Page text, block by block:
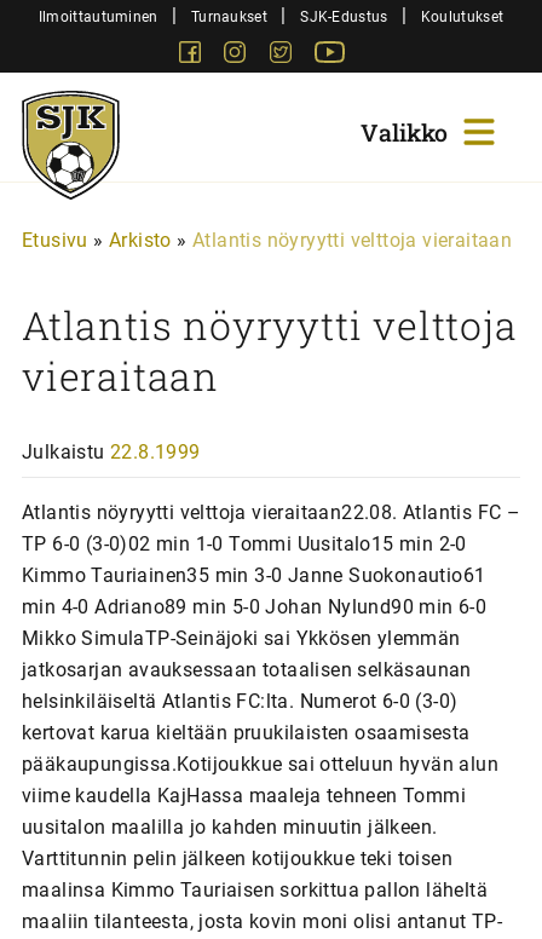
SiirryIlmoittautuminen | Turnaukset | SJK-Edustus | Koulutukset
FacebookInstagram
Twitter
Sjk-
Juniorit
Etusivu » Arkisto » Atlantis nöyryytti velttoja vieraitaan
Atlantis nöyryytti velttoja
vieraitaan
Julkaistu 22.8.1999
Atlantis nöyryytti velttoja vieraitaan22.08. Atlantis FC –
TP 6-0 (3-0)02 min 1-0 Tommi Uusitalo15 min 2-0
Kimmo Tauriainen35 min 3-0 Janne Suokonautio61
min 4-0 Adriano89 min 5-0 Johan Nylund90 min 6-0
Mikko SimulaTP-Seinäjoki sai Ykkösen ylemmän
jatkosarjan avauksessaan totaalisen selkäsaunan
helsinkiläiseltä Atlantis FC:lta. Numerot 6-0 (3-0)
kertovat karua kieltään pruukilaisten osaamisesta
pääkaupungissa.Kotijoukkue sai otteluun hyvän alun
viime kaudella KajHassa maaleja tehneen Tommi
uusitalon maalilla jo kahden minuutin jälkeen.
Varttitunnin pelin jälkeen kotijoukkue teki toisen
maalinsa Kimmo Tauriaisen sorkittua pallon läheltä
maaliin tilanteesta, josta kovin moni olisi antanut TP-